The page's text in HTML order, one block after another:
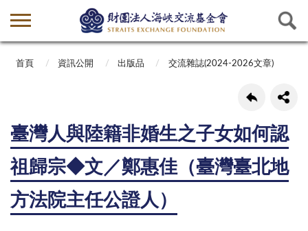
首頁 資訊公開 出版品 交流雜誌(2024-2026文章)
臺灣人與陸籍非婚生之子女如何認
祖歸宗◆文／鄭惠佳（臺灣臺北地
方法院主任公證人）